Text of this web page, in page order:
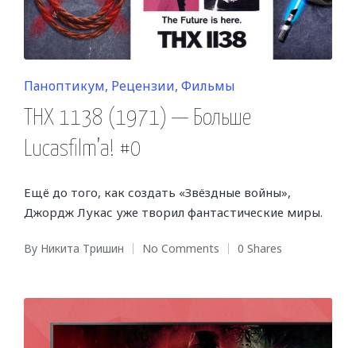
Posted
in
Паноптикум Рецензии Фильмы
THX 1138 (1971) — Больше
Lucasfilm’a! #0
Ещё до того, как создать «Звёздные войны»,
Джордж Лукас уже творил фантастические миры.
Posted
By Никита Тришин No Comments 0 Shares